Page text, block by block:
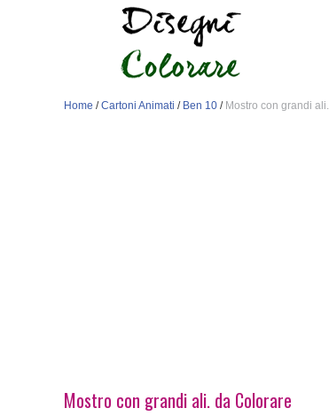
Home /Cartoni Animati / Ben 10 / Mostro con grandi ali.
Mostro con grandi ali. da Colorare